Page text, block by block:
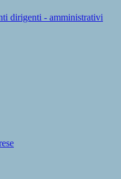
dirigenti - amministrativi